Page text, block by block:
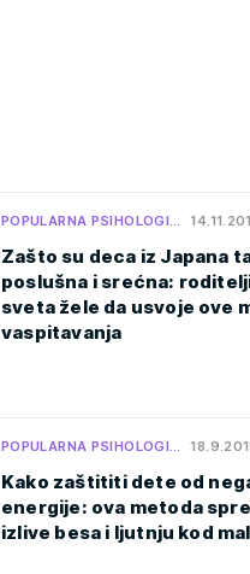
POPULARNA PSIHOLOGI…
Zašto su deca iz Japana
poslušna i srećna:
sveta žele da usvoje ove
vaspitavanja
POPULARNA PSIHOLOGI…
Kako zaštititi dete od
energije: ova metoda
izlive besa i ljutnju kod